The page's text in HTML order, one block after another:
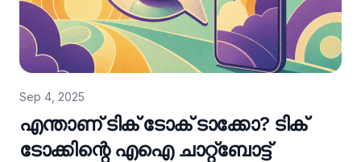
കാരണവുമുണ്ട്. ഒരു AI-അധിഷ്ഠിത സമീപനം
എഡിറ്റിംഗ് പ്രക്രിയ വേഗത്തിലാക്കുമെന്നും,
പ്രൊഫഷണൽ നിലവാരമുള്ള വീഡിയോ നിർമ്മാണം
Sep 4, 2025
എന്താണ് ടിക് ടോക് ടാക്കോ? ടിക്
ടോക്കിന്റെ എഐ ചാറ്റ്ബോട്ട്